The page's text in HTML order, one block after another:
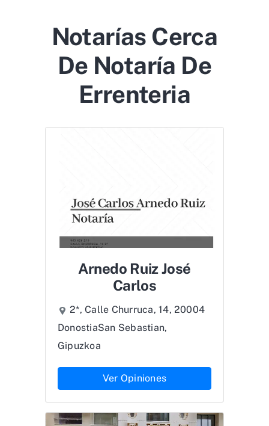
Notarías Cerca
De Notaría De
Errenteria
Arnedo Ruiz José
Carlos
2*, Calle Churruca, 14, 20004
DonostiaSan Sebastian,
Gipuzkoa
Ver Opiniones